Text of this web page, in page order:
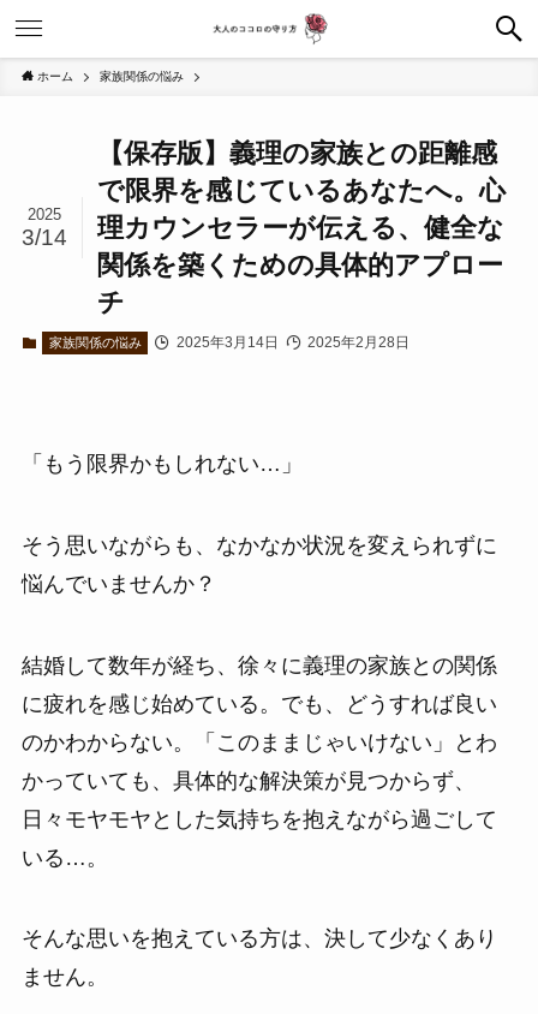
ホーム 家族関係の悩み
【保存版】義理の家族との距離感
で限界を感じているあなたへ。心
理カウンセラーが伝える、健全な
関係を築くための具体的アプロー
チ
2025
3/14
家族関係の悩み 2025年3月14日 2025年2月28日
「もう限界かもしれない…」
そう思いながらも、なかなか状況を変えられずに
悩んでいませんか？
結婚して数年が経ち、徐々に義理の家族との関係
に疲れを感じ始めている。でも、どうすれば良い
のかわからない。「このままじゃいけない」とわ
かっていても、具体的な解決策が見つからず、
日々モヤモヤとした気持ちを抱えながら過ごして
いる…。
そんな思いを抱えている方は、決して少なくあり
ません。